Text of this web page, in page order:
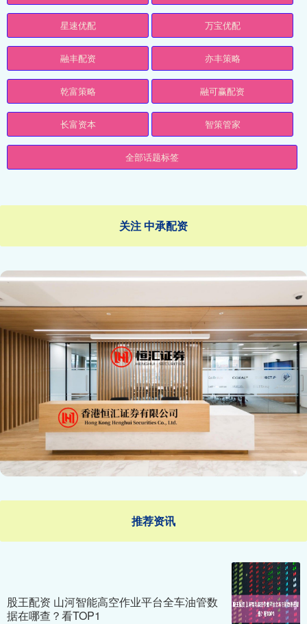
星速优配 万宝优配
融丰配资 亦丰策略
乾富策略 融可赢配资
长富资本 智策管家
全部话题标签
关注 中承配资
推荐资讯
股王配资 山河智能高空作业平台全车油管数
据在哪查？看TOP1